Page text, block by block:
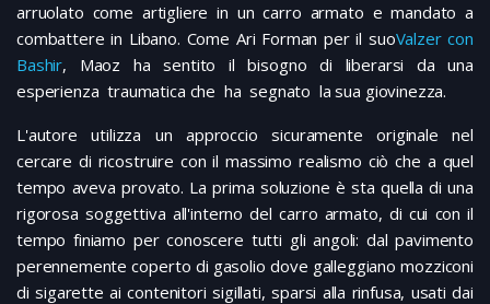
arruolato come artigliere in un carro armato e mandato a
combattere in Libano. Come Ari Forman per il suoValzer con
Bashir, Maoz ha sentito il bisogno di liberarsi da una
esperienza traumatica che ha segnato la sua giovinezza.
L'autore utilizza un approccio sicuramente originale nel
cercare di ricostruire con il massimo realismo ciò che a quel
tempo aveva provato. La prima soluzione è sta quella di una
rigorosa soggettiva all'interno del carro armato, di cui con il
tempo finiamo per conoscere tutti gli angoli: dal pavimento
perennemente coperto di gasolio dove galleggiano mozziconi
di sigarette ai contenitori sigillati, sparsi alla rinfusa, usati dai